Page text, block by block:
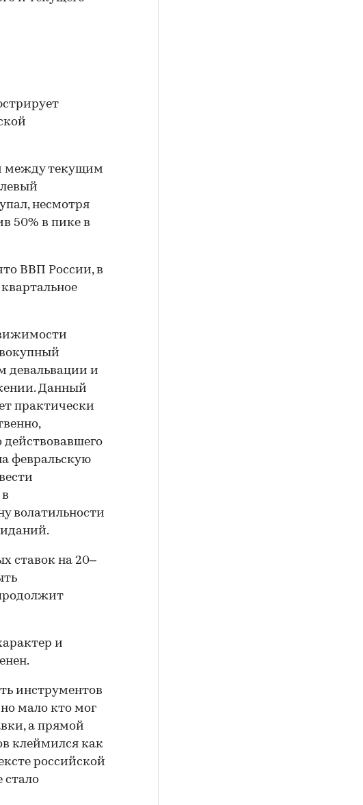
между текущим
несмотря
50% в пике в
ВВП России, в
девальвации и
Данный
практически
февральскую
волатильности
ставок на 20–
и
инструментов
мало кто мог
а прямой
клеймился как
российской
стало